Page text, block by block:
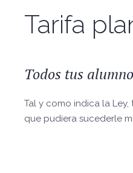
Tarifa
Todos tus
Tal y como indica la
que pudiera sucederle